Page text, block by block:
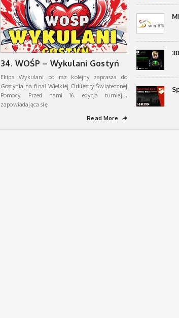
34. WOŚP – Wykulani Gostyń
Ekipa Wykulani po raz kolejny zaprasza do
Gostynia na finał Wielkiej Orkiestry Świątecznej
Pomocy. Przed nami 16. edycja turnieju,
zapowiadająca się
Read More
➦